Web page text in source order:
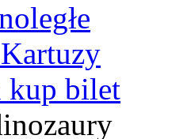
kup bilet